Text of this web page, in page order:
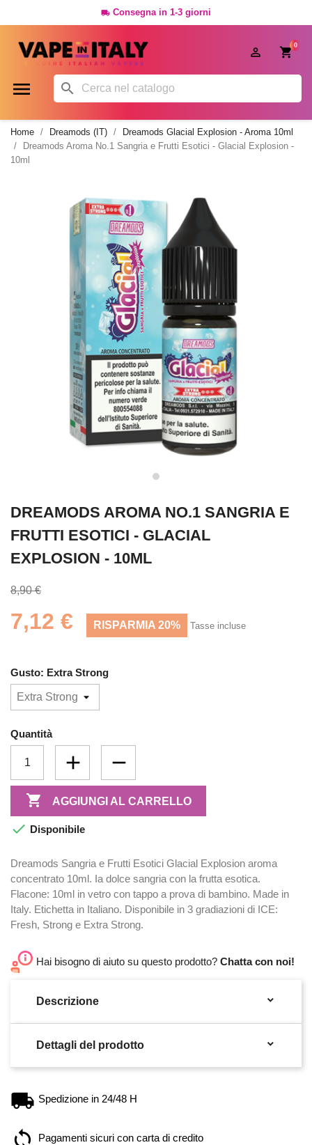
 Consegna in 1-3 giorni
0

 
Home Dreamods (IT)
Dreamods Glacial Explosion - Aroma 10ml
Dreamods Aroma No.1 Sangria e Frutti Esotici - Glacial Explosion -
10ml
DREAMODS AROMA NO.1 SANGRIA E
FRUTTI ESOTICI - GLACIAL
EXPLOSION - 10ML
8,90 €
7,12 € RISPARMIA 20% Tasse incluse
Gusto: Extra Strong
Quantità
 AGGIUNGI AL CARRELLO
 Disponibile
Dreamods Sangria e Frutti Esotici Glacial Explosion aroma
concentrato 10ml. Ia dolce sangria con la frutta esotica.
Flacone: 10ml in vetro con tappo a prova di bambino. Made in
Italy. Etichetta in Italiano. Disponibile in 3 gradiazioni di ICE:
Fresh, Strong e Extra Strong.
Hai bisogno di aiuto su questo prodotto? Chatta con noi!
Descrizione 
Dettagli del prodotto 
Spedizione in 24/48 H
Pagamenti sicuri con carta di credito